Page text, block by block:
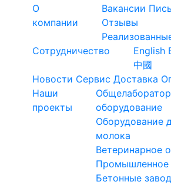
О
компании
Вакансии
Отзывы
Сотрудничество
English
中國
Новости Сервис Доставка
Наши
проекты
оборудование
Оборудование
молока
Ветеринарное
Промышленное
Бетонные